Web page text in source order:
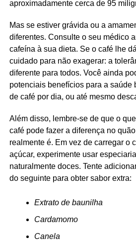
aproximadamente cerca de 95
Mas se estiver grávida ou a
diferentes. Consulte o seu médico
cafeína à sua dieta. Se o café lhe
cuidado para não exagerar: a
diferente para todos. Você ainda
potenciais benefícios para a saúde
de café por dia, ou até mesmo
Além disso, lembre-se de que o
café pode fazer a diferença no
realmente é. Em vez de carregar o
açúcar, experimente usar
naturalmente doces. Tente
do seguinte para obter sabor extra:
Extrato de baunilha
Cardamomo
Canela